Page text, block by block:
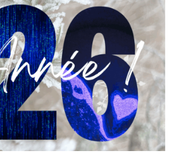
éthique 2026 « Science et Fiction »